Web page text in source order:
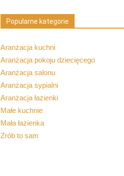
Popularne kategorie
Aranżacja kuchni
Aranżacja pokoju dziecięcego
Aranżacja salonu
Aranżacja sypialni
Aranżacja łazienki
Małe kuchnie
Mała łazienka
Zrób to sam